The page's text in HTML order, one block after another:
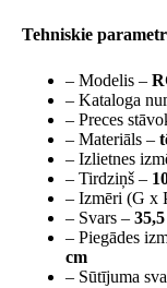
Tehniskie
– Modelis –
– Kataloga
– Preces
– Materiāls –
– Izlietnes
– Tirdziņš –
– Izmēri (G x
– Svars –
– Piegādes
cm
– Sūtījuma